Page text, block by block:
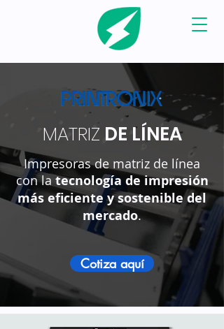
MATRIZ DE LÍNEA
Impresoras de matriz de línea
con latecnología de impresión
más eficiente y sostenible del
mercado.
Cotiza aquí